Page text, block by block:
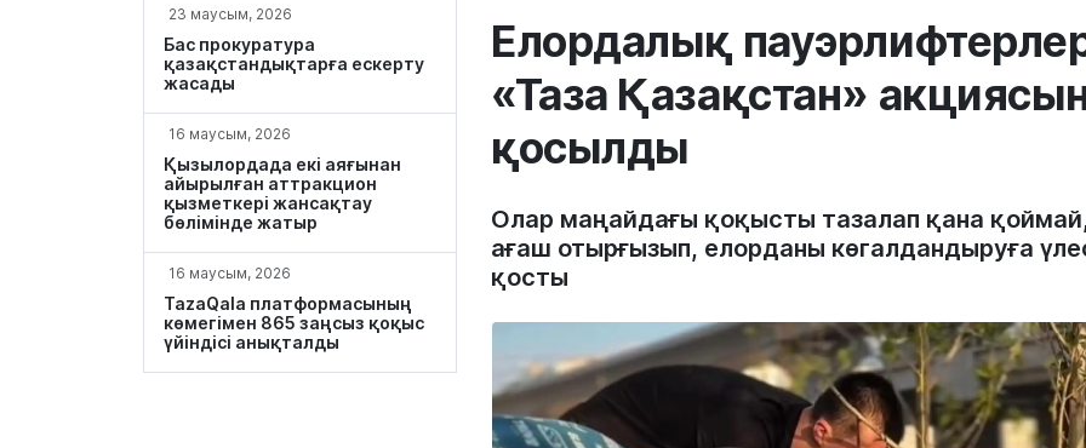
23 маусым, 2026
Бас прокуратура
қазақстандықтарға ескерту
жасады
16 маусым, 2026
Қызылордада екі аяғынан
айырылған аттракцион
қызметкері жансақтау
бөлімінде жатыр
16 маусым, 2026
TazaQala платформасының
көмегімен 865 заңсыз қоқыс
үйіндісі анықталды
Елордалық
«Таза Қазақстан»
қосылды
Олар маңайдағы қоқысты тазалап қана
ағаш отырғызып, елорданы көгалдандыруға
қосты